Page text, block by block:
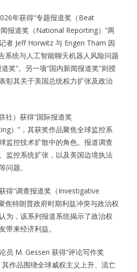
年获得“专题报道奖（Beat
报道奖（National Reporting）”两
者 Jeff Horwitz 与 Engen Tham 因
统与人工智能聊天机器人风险问题
奖”。另一项“国内新闻报道奖”则授
彰其关于美国总统权力扩张及政治
社）获得“国际报道奖
）”，其获奖作品聚焦全球监控系
监控技术扩散中的角色。报道调查
监控系统扩张，以及美国边境执法
问题。
得“调查报道奖（Investigative
焦特朗普政府时期利益冲突与政治权
为，该系列报道系统揭示了政治权
带来经济利益。
员 M. Gessen 获得“评论写作奖
其作品围绕全球威权主义上升、流亡